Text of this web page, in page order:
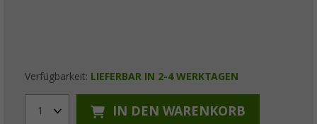
Verfügbarkeit: LIEFERBAR IN 2-4 WERKTAGEN
1 IN DEN WARENKORB